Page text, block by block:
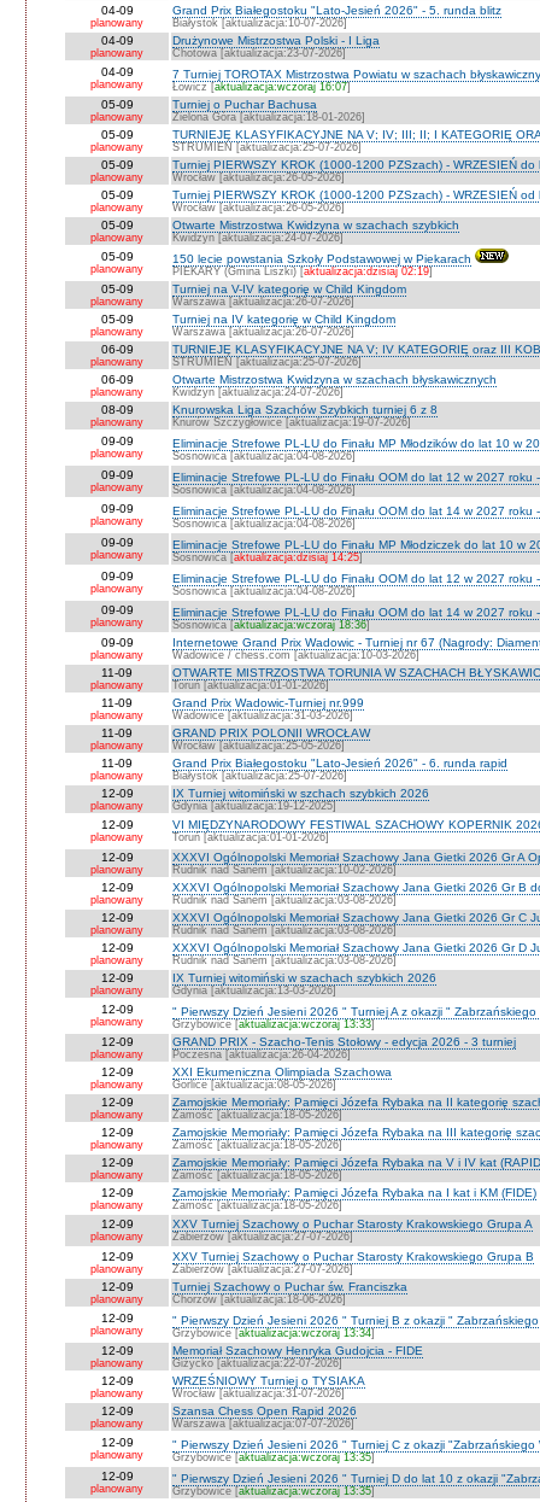
04-09
planowany
Grand Prix Białegostoku "Lato-Jesień 2026" - 5. runda blitz
Białystok [aktualizacja:10-07-2026]
04-09
planowany
Drużynowe Mistrzostwa Polski - I Liga
Chotowa [aktualizacja:23-07-2026]
04-09
planowany
7 Turniej TOROTAX Mistrzostwa Powiatu w szachach
Łowicz [aktualizacja:wczoraj 16:07]
05-09
planowany
Turniej o Puchar Bachusa
Zielona Góra [aktualizacja:18-01-2026]
05-09
planowany
TURNIEJE KLASYFIKACYJNE NA V; IV; III; II; I KATEGORIĘ
STRUMIEŃ [aktualizacja:25-07-2026]
05-09
planowany
Turniej PIERWSZY KROK (1000-1200 PZSzach) - WRZESIEŃ do
Wrocław [aktualizacja:26-05-2026]
05-09
planowany
Turniej PIERWSZY KROK (1000-1200 PZSzach) - WRZESIEŃ od
Wrocław [aktualizacja:26-05-2026]
05-09
planowany
Otwarte Mistrzostwa Kwidzyna w szachach szybkich
Kwidzyn [aktualizacja:24-07-2026]
05-09
planowany
150 lecie powstania Szkoły Podstawowej w Piekarach
PIEKARY (Gmina Liszki) [aktualizacja:dzisiaj 02:19]
05-09
planowany
Turniej na V-IV kategorię w Child Kingdom
Warszawa [aktualizacja:26-07-2026]
05-09
planowany
Turniej na IV kategorię w Child Kingdom
Warszawa [aktualizacja:26-07-2026]
06-09
planowany
TURNIEJE KLASYFIKACYJNE NA V; IV KATEGORIĘ oraz III
STRUMIEŃ [aktualizacja:25-07-2026]
06-09
planowany
Otwarte Mistrzostwa Kwidzyna w szachach błyskawicznych
Kwidzyn [aktualizacja:24-07-2026]
08-09
planowany
Knurowska Liga Szachów Szybkich turniej 6 z 8
Knurów Szczygłowice [aktualizacja:19-07-2026]
09-09
planowany
Eliminacje Strefowe PL-LU do Finału MP Młodzików do lat 10 w
Sosnowica [aktualizacja:04-08-2026]
09-09
planowany
Eliminacje Strefowe PL-LU do Finału OOM do lat 12 w 2027 roku
Sosnowica [aktualizacja:04-08-2026]
09-09
planowany
Eliminacje Strefowe PL-LU do Finału OOM do lat 14 w 2027 roku
Sosnowica [aktualizacja:04-08-2026]
09-09
planowany
Eliminacje Strefowe PL-LU do Finału MP Młodziczek do lat 10 w
Sosnowica [aktualizacja:dzisiaj 14:25]
09-09
planowany
Eliminacje Strefowe PL-LU do Finału OOM do lat 12 w 2027 roku
Sosnowica [aktualizacja:04-08-2026]
09-09
planowany
Eliminacje Strefowe PL-LU do Finału OOM do lat 14 w 2027 roku
Sosnowica [aktualizacja:wczoraj 18:36]
09-09
planowany
Internetowe Grand Prix Wadowic - Turniej nr 67 (Nagrody:
Wadowice / chess.com [aktualizacja:10-03-2026]
11-09
planowany
OTWARTE MISTRZOSTWA TORUNIA W SZACHACH
Toruń [aktualizacja:01-01-2026]
11-09
planowany
Grand Prix Wadowic-Turniej nr.999
Wadowice [aktualizacja:31-03-2026]
11-09
planowany
GRAND PRIX POLONII WROCŁAW
Wrocław [aktualizacja:25-05-2026]
11-09
planowany
Grand Prix Białegostoku "Lato-Jesień 2026" - 6. runda rapid
Białystok [aktualizacja:25-07-2026]
12-09
planowany
IX Turniej witomiński w szchach szybkich 2026
Gdynia [aktualizacja:19-12-2025]
12-09
planowany
VI MIĘDZYNARODOWY FESTIWAL SZACHOWY KOPERNIK
Toruń [aktualizacja:01-01-2026]
12-09
planowany
XXXVI Ogólnopolski Memoriał Szachowy Jana Gietki 2026 Gr A
Rudnik nad Sanem [aktualizacja:10-02-2026]
12-09
planowany
XXXVI Ogólnopolski Memoriał Szachowy Jana Gietki 2026 Gr B
Rudnik nad Sanem [aktualizacja:03-08-2026]
12-09
planowany
XXXVI Ogólnopolski Memoriał Szachowy Jana Gietki 2026 Gr C
Rudnik nad Sanem [aktualizacja:03-08-2026]
12-09
planowany
XXXVI Ogólnopolski Memoriał Szachowy Jana Gietki 2026 Gr D
Rudnik nad Sanem [aktualizacja:03-08-2026]
12-09
planowany
IX Turniej witomiński w szachach szybkich 2026
Gdynia [aktualizacja:13-03-2026]
12-09
planowany
" Pierwszy Dzień Jesieni 2026 " Turniej A z okazji " Zabrzańskiego
Grzybowice [aktualizacja:wczoraj 13:33]
12-09
planowany
GRAND PRIX - Szacho-Tenis Stołowy - edycja 2026 - 3 turniej
Poczesna [aktualizacja:26-04-2026]
12-09
planowany
XXI Ekumeniczna Olimpiada Szachowa
Gorlice [aktualizacja:08-05-2026]
12-09
planowany
Zamojskie Memoriały: Pamięci Józefa Rybaka na II kategorię
Zamość [aktualizacja:18-05-2026]
12-09
planowany
Zamojskie Memoriały: Pamięci Józefa Rybaka na III kategorię
Zamość [aktualizacja:18-05-2026]
12-09
planowany
Zamojskie Memoriały: Pamięci Józefa Rybaka na V i IV kat
Zamość [aktualizacja:18-05-2026]
12-09
planowany
Zamojskie Memoriały: Pamięci Józefa Rybaka na I kat i KM (FIDE)
Zamość [aktualizacja:18-05-2026]
12-09
planowany
XXV Turniej Szachowy o Puchar Starosty Krakowskiego Grupa A
Zabierzów [aktualizacja:27-07-2026]
12-09
planowany
XXV Turniej Szachowy o Puchar Starosty Krakowskiego Grupa B
Zabierzów [aktualizacja:27-07-2026]
12-09
planowany
Turniej Szachowy o Puchar św. Franciszka
Chorzów [aktualizacja:18-06-2026]
12-09
planowany
" Pierwszy Dzień Jesieni 2026 " Turniej B z okazji "
Grzybowice [aktualizacja:wczoraj 13:34]
12-09
planowany
Memoriał Szachowy Henryka Gudojcia - FIDE
Giżycko [aktualizacja:22-07-2026]
12-09
planowany
WRZEŚNIOWY Turniej o TYSIAKA
Wrocław [aktualizacja:31-07-2026]
12-09
planowany
Szansa Chess Open Rapid 2026
Warszawa [aktualizacja:07-07-2026]
12-09
planowany
" Pierwszy Dzień Jesieni 2026 " Turniej C z okazji "Zabrzańskiego
Grzybowice [aktualizacja:wczoraj 13:35]
12-09
planowany
" Pierwszy Dzień Jesieni 2026 " Turniej D do lat 10 z okazji
Grzybowice [aktualizacja:wczoraj 13:35]